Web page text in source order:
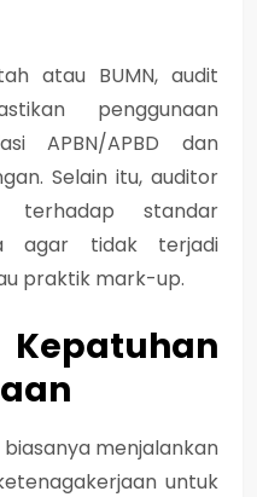
atau BUMN, audit
penggunaan
APBN/APBD dan
. Selain itu, auditor
terhadap standar
agar tidak terjadi
praktik mark-up.
menjalankan
untuk